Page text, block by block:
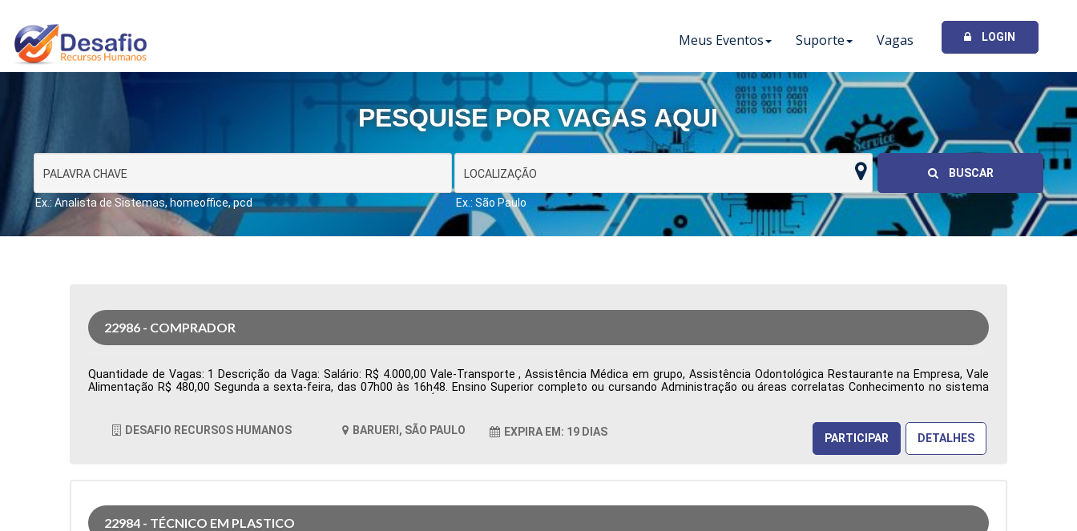
Meus Eventos Suporte Vagas LOGIN
PESQUISE POR VAGAS AQUI
Ex.: Analista de Sistemas, homeoffice, pcd Ex.: São Paulo
BUSCAR
22986 - COMPRADOR
Quantidade de Vagas: 1 Descrição da Vaga: Salário: R$ 4.000,00 Vale-Transporte , Assistência Médica em grupo, Assistência Odontológica Restaurante na Empresa, Vale
Alimentação R$ 480,00 Segunda a sexta-feira, das 07h00 às 16h48. Ensino Superior completo ou cursando Administração ou áreas correlatas Conhecimento no sistema
DESAFIO RECURSOS HUMANOS BARUERI, SÃO PAULO EXPIRA EM: 19 DIAS PARTICIPAR DETALHES
22984 - TÉCNICO EM PLASTICO